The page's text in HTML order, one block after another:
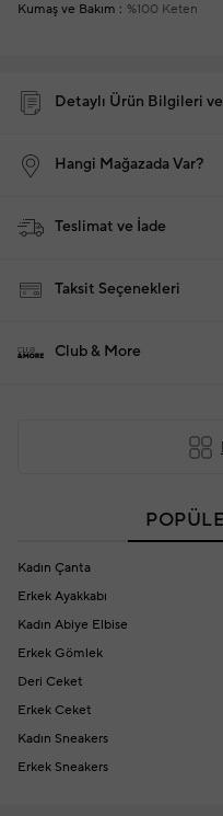
Kumaş ve Bakım
%100 Keten
Detaylı Ürün Bilgileri
Hangi Mağazada Var?
Teslimat ve İade
Taksit Seçenekleri
Club & More
Kadın Çanta
Erkek Ayakkabı
Kadın Abiye Elbise
Erkek Gömlek
Deri Ceket
Erkek Ceket
Kadın Sneakers
Erkek Sneakers